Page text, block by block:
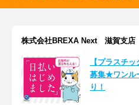
株式会社BREXA Next 滋賀支店
【プラスチ
募集★ワンル
り！